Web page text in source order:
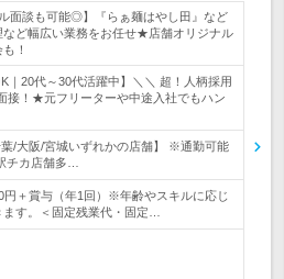
面談も可能◎】『らぁ麺はやし田』など
など幅広い業務をお任せ★店舗オリジナル
！
｜20代～30代活躍中】＼＼ 超！人柄採用
接！★元フリーターや中途入社でもハン
葉/大阪/宮城いずれかの店舗】 ※通勤可能
チカ店舗多…
円＋賞与（年1回）※年齢やスキルに応じ
す。＜固定残業代・固定…